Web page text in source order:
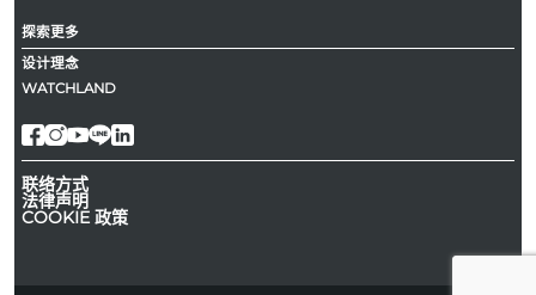
探索更多
设计理念
WATCHLAND
联络方式
法律声明
COOKIE 政策